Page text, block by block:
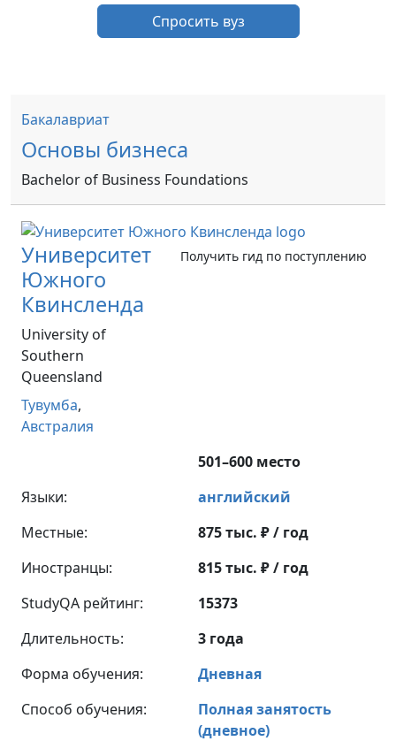
Спросить вуз
Бакалавриат
Основы бизнеса
Bachelor of Business Foundations
Университет
Южного
Квинсленда
University of
Southern
Queensland
Тувумба,
Австралия
Получить гид по поступлению
501–600 место
Языки:
английский
Местные:
875 тыс. ₽ / год
Иностранцы:
815 тыс. ₽ / год
StudyQA рейтинг:
15373
Длительность:
3 года
Форма обучения:
Дневная
Способ обучения:
Полная занятость
(дневное)